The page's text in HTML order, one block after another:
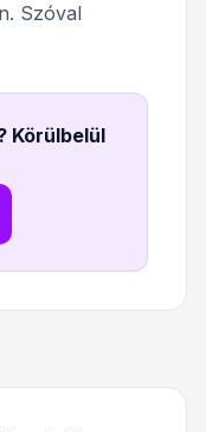
Szóval
Körülbelül